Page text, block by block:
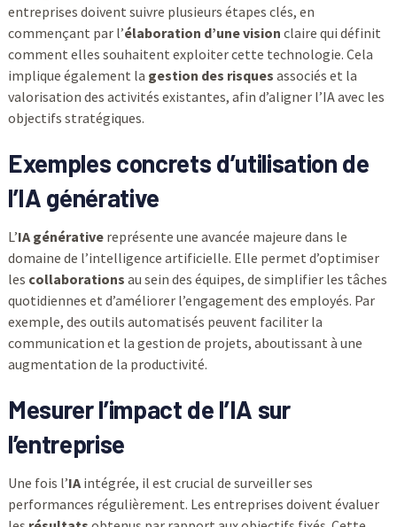
entreprises doivent suivre plusieurs étapes clés, en
commençant par l’élaboration d’une vision claire qui définit
comment elles souhaitent exploiter cette technologie. Cela
implique également la gestion des risques associés et la
valorisation des activités existantes, afin d’aligner l’IA avec les
objectifs stratégiques.
Exemples concrets d’utilisation de
l’IA générative
L’IA générativereprésente une avancée majeure dans le
domaine de l’intelligence artificielle. Elle permet d’optimiser
les collaborations au sein des équipes, de simplifier les tâches
quotidiennes et d’améliorer l’engagement des employés. Par
exemple, des outils automatisés peuvent faciliter la
communication et la gestion de projets, aboutissant à une
augmentation de la productivité.
Mesurer l’impact de l’IA sur
l’entreprise
Une fois l’IAintégrée, il est crucial de surveiller ses
performances régulièrement. Les entreprises doivent évaluer